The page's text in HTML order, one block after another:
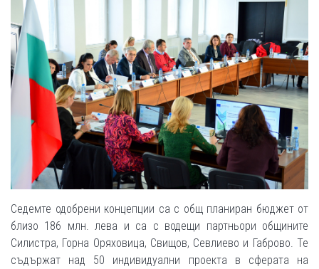
Седемте одобрени концепции са с общ планиран бюджет от
близо 186 млн. лева и са с водещи партньори общините
Силистра, Горна Оряховица, Свищов, Севлиево и Габрово. Те
съдържат над 50 индивидуални проекта в сферата на